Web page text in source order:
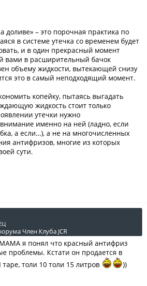
доливе» – это порочная практика по
в системе утечка со временем будет
и в один прекрасный момент
вами в расширительный бачок
объему жидкости, вытекающей снизу
это в самый неподходящий момент.
копейку, пытаясь выгадать
жидкость стоит только
утечки нужно
именно на ней (ладно, если
а если…), а не на многочисленных
антифризов, многие из которых
сути.
Член Клуба JCR
я понял что красный антифриз
проблемы. Кстати он продается в
толи 10 толи 15 литров
))